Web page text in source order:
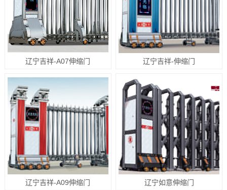
辽宁吉祥-A07伸缩门 辽宁吉祥-伸缩门
辽宁吉祥-A09伸缩门 辽宁如意伸缩门